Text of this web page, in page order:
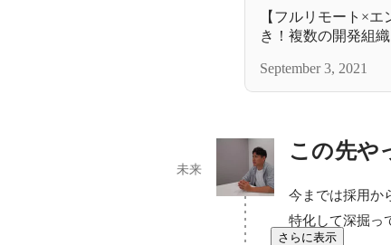
【フルリモート×
き！複数の開発組
ームの“真の強さ”と
September 3, 2021
この先や
未来
今までは採用か
特化して深掘っ
さらに表示